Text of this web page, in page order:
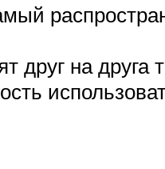
друг на друга